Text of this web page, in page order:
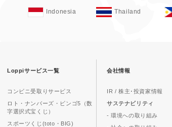
Indonesia Thailand
Loppiサービス一覧
コンビニ受取りサービス
ロト・ナンバーズ・ビンゴ5（数
字選択式宝くじ）
スポーツくじ(toto・BIG)
会社情報
IR / 株主･投資家情報
サステナビリティ
- 環境への取り組み